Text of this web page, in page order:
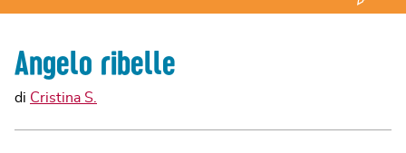
Angelo ribelle
di Cristina S.